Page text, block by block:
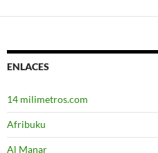
ENLACES
14 milimetros.com
Afribuku
Al Manar